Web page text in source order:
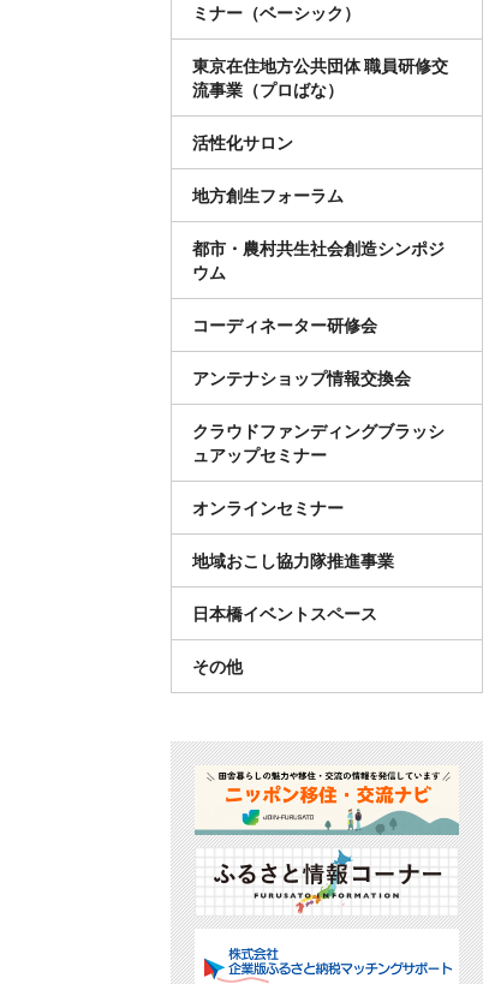
ミナー（ベーシック）
東京在住地方公共団体 職員研修交
流事業（プロばな）
活性化サロン
地方創生フォーラム
都市・農村共生社会創造シンポジ
ウム
コーディネーター研修会
アンテナショップ情報交換会
クラウドファンディングブラッシ
ュアップセミナー
オンラインセミナー
地域おこし協力隊推進事業
日本橋イベントスペース
その他